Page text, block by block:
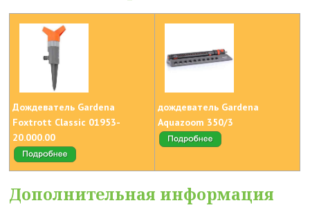
Дождеватель Gardena
Foxtrott Classic 01953-
20.000.00
дождеватель Gardena
Aquazoom 350/3
Дополнительная информация